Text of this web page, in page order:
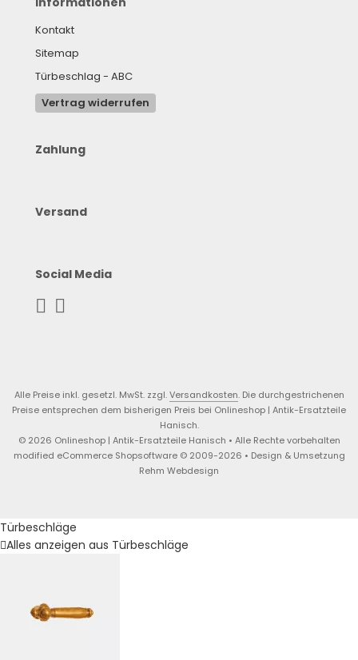
Kontakt
Sitemap
Türbeschlag - ABC
Vertrag widerrufen
Zahlung
Versand
Social Media
Alle Preise inkl. gesetzl. MwSt. zzgl.Versandkosten. Die durchgestrichenen
Preise entsprechen dem bisherigen Preis bei Onlineshop | Antik-Ersatzteile
Hanisch.
© 2026 Onlineshop | Antik-Ersatzteile Hanisch • Alle Rechte vorbehalten
modified eCommerce Shopsoftware © 2009-2026 • Design & Umsetzung
Rehm Webdesign
Türbeschläge
Alles anzeigen aus Türbeschläge